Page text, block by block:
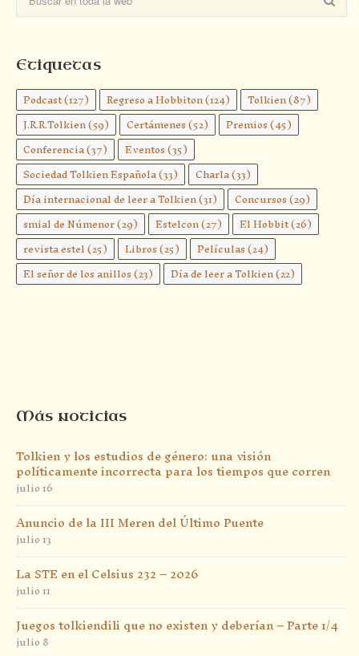
Etiquetas
Podcast(127) Regreso a Hobbiton(124) Tolkien(87)
J.R.R.Tolkien(59) Certámenes(52) Premios(45)
Conferencia(37) Eventos(35)
Sociedad Tolkien Española(33) Charla(33)
Día internacional de leer a Tolkien(31) Concursos(29)
smial de Númenor(29) Estelcon(27) El Hobbit(26)
revista estel(25) Libros(25) Películas(24)
El señor de los anillos(23) Día de leer a Tolkien(22)
Más noticias
Tolkien y los estudios de género: una visión
políticamente incorrecta para los tiempos que corren
julio 16
Anuncio de la III Meren del Último Puente
julio 13
La STE en el Celsius 232 – 2026
julio 11
Juegos tolkiendili que no existen y deberían – Parte 1/4
julio 8